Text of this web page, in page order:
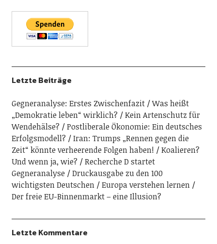
Letzte Beiträge
Gegneranalyse: Erstes Zwischenfazit
Was heißt
„Demokratie leben“ wirklich?
Kein Artenschutz für
Wendehälse?
Postliberale Ökonomie: Ein deutsches
Erfolgsmodell?
Iran: Trumps „Rennen gegen die
Zeit“ könnte verheerende Folgen haben!
Koalieren?
Und wenn ja, wie?
Recherche D startet
Gegneranalyse
Druckausgabe zu den 100
wichtigsten Deutschen
Europa verstehen lernen
Der freie EU-Binnenmarkt – eine Illusion?
Letzte Kommentare